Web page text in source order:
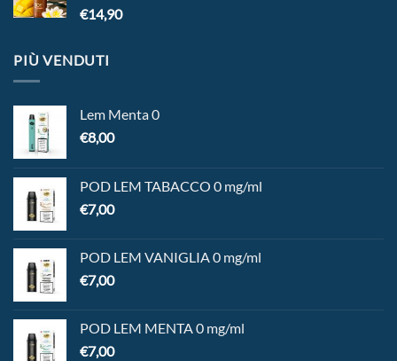
€14,90
PIÙ VENDUTI
Lem Menta 0
€8,00
POD LEM TABACCO 0 mg/ml
€7,00
POD LEM VANIGLIA 0 mg/ml
€7,00
POD LEM MENTA 0 mg/ml
€7,00